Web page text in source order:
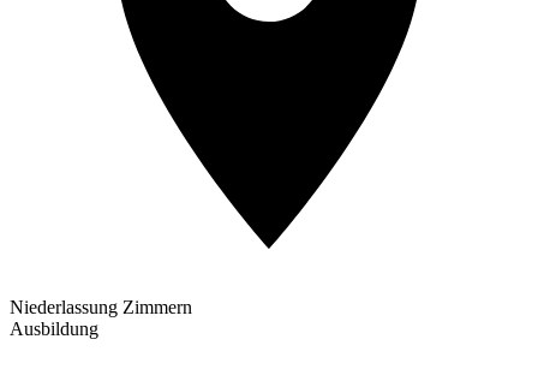
Niederlassung Zimmern
Ausbildung